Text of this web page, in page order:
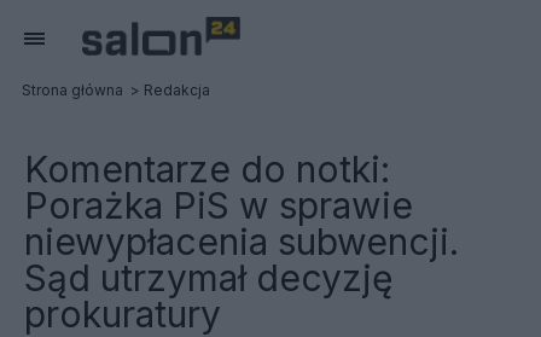
Strona główna Redakcja
Komentarze do notki:
Porażka PiS w sprawie
niewypłacenia subwencji.
Sąd utrzymał decyzję
prokuratury